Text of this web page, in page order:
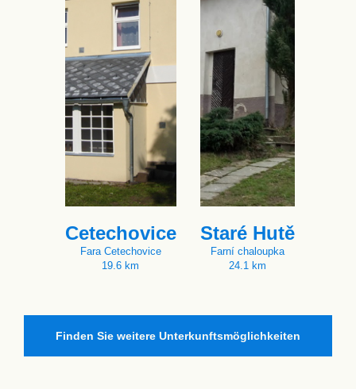
Cetechovice
Fara Cetechovice
19.6 km
Staré Hutě
Farní chaloupka
24.1 km
Finden Sie weitere Unterkunftsmöglichkeiten